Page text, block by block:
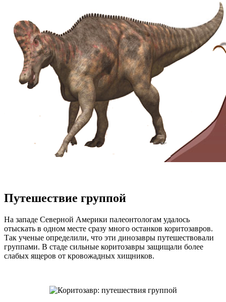
Путешествие группой
На западе Северной Америки палеонтологам удалось
отыскать в одном месте сразу много останков коритозавров.
Так ученые определили, что эти динозавры путешествовали
группами. В стаде сильные коритозавры защищали более
слабых ящеров от кровожадных хищников.